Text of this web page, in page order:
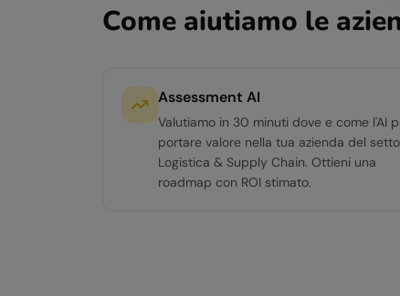
Come aiutiamo le
Assessment AI
Valutiamo in 30 minuti dove e come l'AI
portare valore nella tua azienda del
Logistica & Supply Chain. Ottieni una
roadmap con ROI stimato.